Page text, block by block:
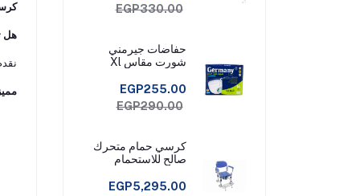
EGP330.00
حفاضات جيرمني
شورت مقاس Xl
EGP255.00
EGP290.00
كرسي حمام متحرك
صالح للاستحمام
EGP5,295.00
هل